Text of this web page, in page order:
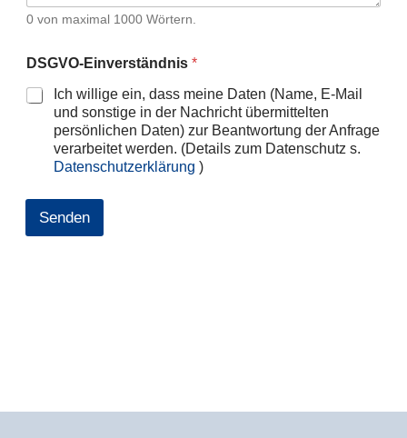
0 von maximal 1000 Wörtern.
DSGVO-Einverständnis *
Ich willige ein, dass meine Daten (Name, E-Mail
und sonstige in der Nachricht übermittelten
persönlichen Daten) zur Beantwortung der Anfrage
verarbeitet werden. (Details zum Datenschutz s.
Datenschutzerklärung )
Senden